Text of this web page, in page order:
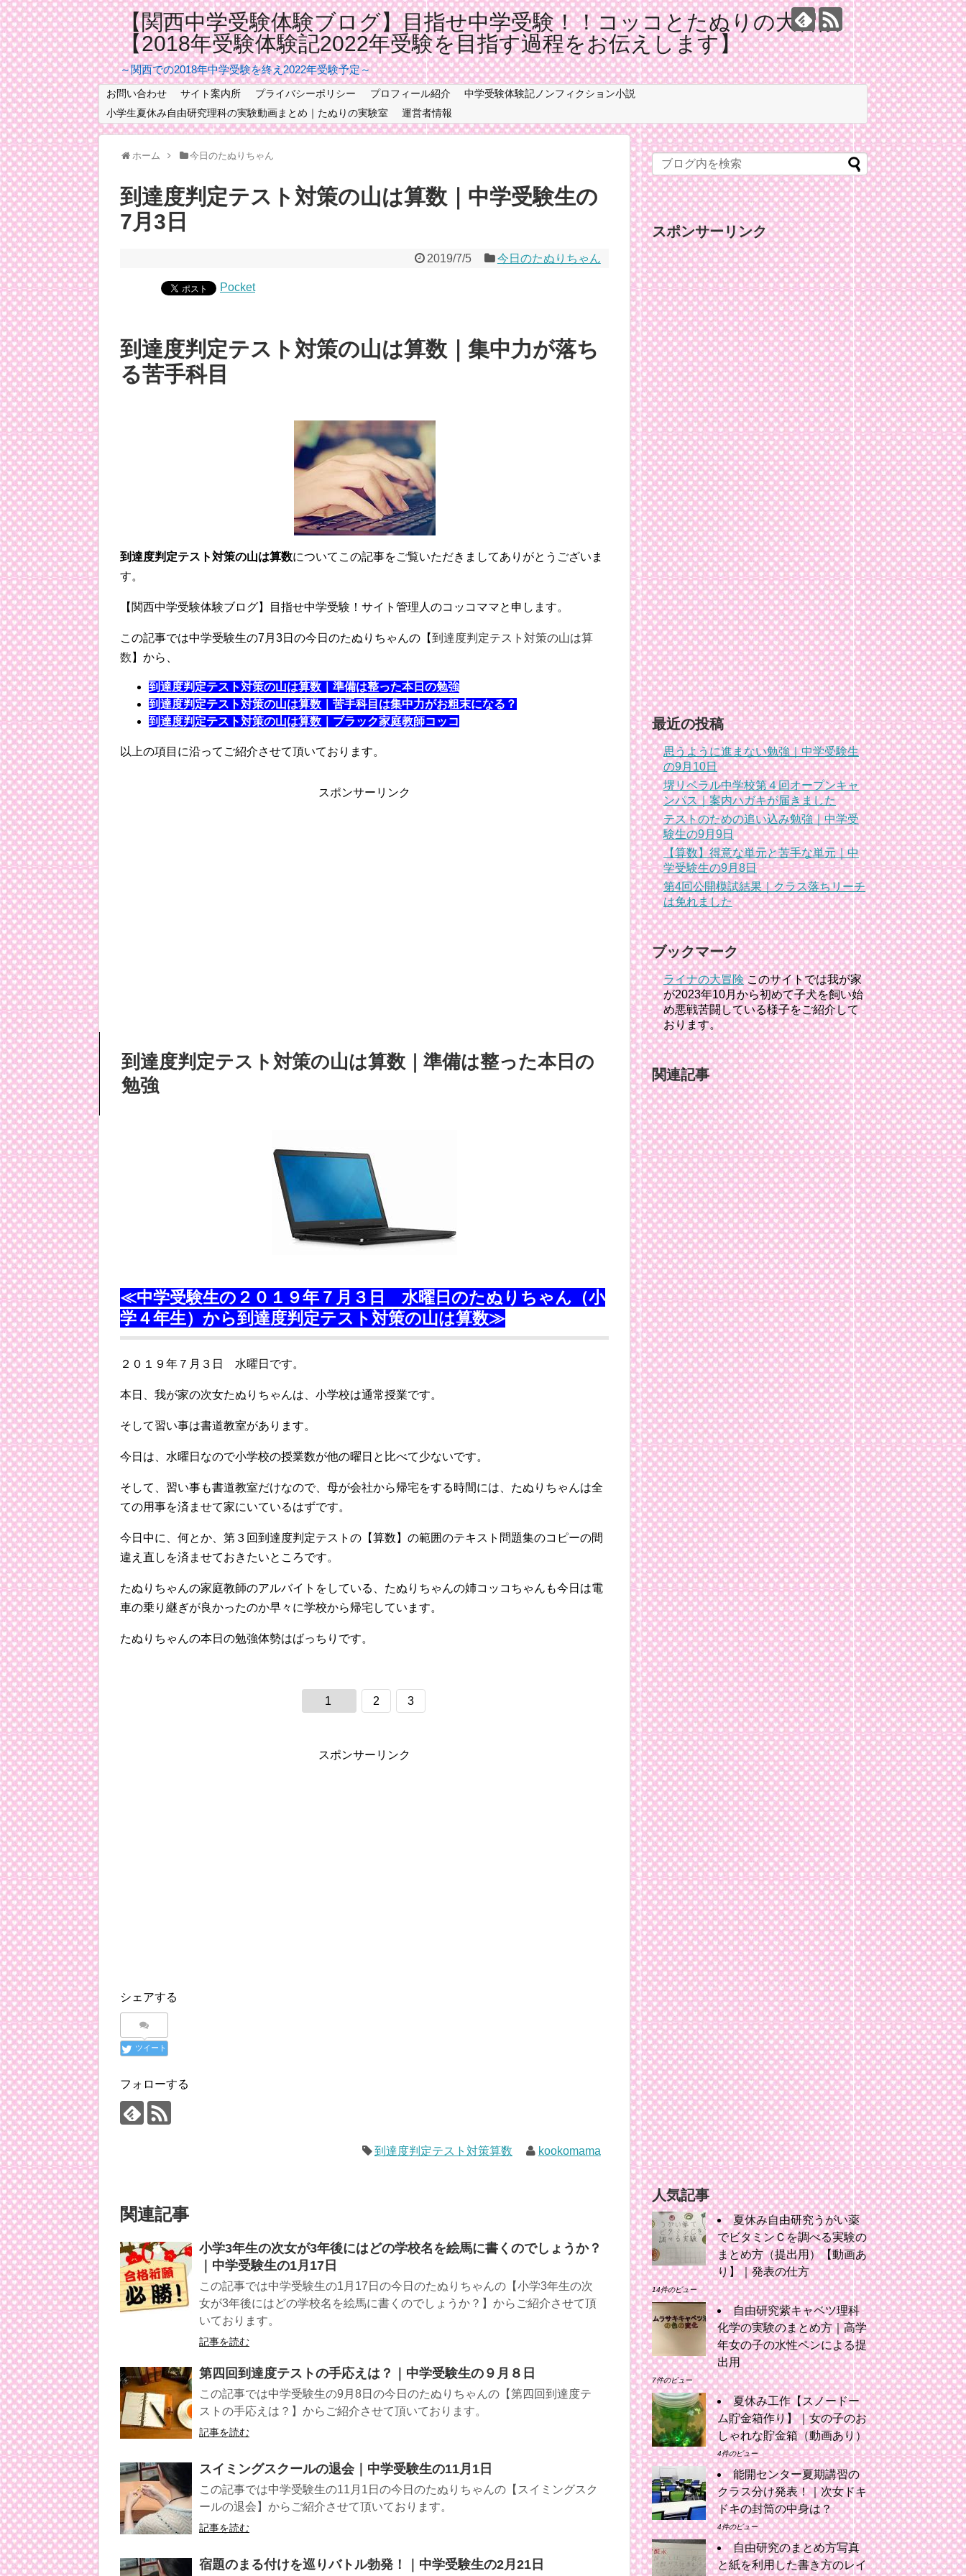
【関西中学受験体験ブログ】目指せ中学受験！！コッコとたぬりの大冒険
【2018年受験体験記2022年受験を目指す過程をお伝えします】
～関西での2018年中学受験を終え2022年受験予定～
お問い合わせ サイト案内所 プライバシーポリシー プロフィール紹介
中学受験体験記ノンフィクション小説
小学生夏休み自由研究理科の実験動画まとめ｜たぬりの実験室
運営者情報
ホーム 今日のたぬりちゃん
到達度判定テスト対策の山は算数｜中学受験生の
7月3日
2019/7/5 今日のたぬりちゃん
Pocket
到達度判定テスト対策の山は算数｜集中力が落ち
る苦手科目
到達度判定テスト対策の山は算数についてこの記事をご覧いただきましてありがとうございま
す。
【関西中学受験体験ブログ】目指せ中学受験！サイト管理人のコッコママと申します。
この記事では中学受験生の7月3日の今日のたぬりちゃんの【到達度判定テスト対策の山は算
数 】から、
到達度判定テスト対策の山は算数｜準備は整った本日の勉強
到達度判定テスト対策の山は算数｜苦手科目は集中力がお粗末になる？
到達度判定テスト対策の山は算数｜ブラック家庭教師コッコ
以上の項目に沿ってご紹介させて頂いております。
スポンサーリンク
到達度判定テスト対策の山は算数｜準備は整った本日の
勉強
≪中学受験生の２０１９年７月３日 水曜日のたぬりちゃん（小
学４年生）から到達度判定テスト対策の山は算数≫
２０１９年７月３日 水曜日です。
本日、我が家の次女たぬりちゃんは、小学校は通常授業です。
そして習い事は書道教室があります。
今日は、水曜日なので小学校の授業数が他の曜日と比べて少ないです。
そして、習い事も書道教室だけなので、母が会社から帰宅をする時間には、たぬりちゃんは全
ての用事を済ませて家にいているはずです。
今日中に、何とか、第３回到達度判定テストの【算数】の範囲のテキスト問題集のコピーの間
違え直しを済ませておきたいところです。
たぬりちゃんの家庭教師のアルバイトをしている、たぬりちゃんの姉コッコちゃんも今日は電
車の乗り継ぎが良かったのか早々に学校から帰宅しています。
たぬりちゃんの本日の勉強体勢はばっちりです。
1 2 3
スポンサーリンク
シェアする
ツイート
フォローする
到達度判定テスト対策算数 kookomama
関連記事
小学3年生の次女が3年後にはどの学校名を絵馬に書くのでしょうか？
｜中学受験生の1月17日
この記事では中学受験生の1月17日の今日のたぬりちゃんの【小学3年生の次
女が3年後にはどの学校名を絵馬に書くのでしょうか？】からご紹介させて頂
いております。
記事を読む
第四回到達度テストの手応えは？｜中学受験生の９月８日
この記事では中学受験生の9月8日の今日のたぬりちゃんの【第四回到達度テ
ストの手応えは？】からご紹介させて頂いております。
記事を読む
スイミングスクールの退会｜中学受験生の11月1日
この記事では中学受験生の11月1日の今日のたぬりちゃんの【スイミングスク
ールの退会】からご紹介させて頂いております。
記事を読む
宿題のまる付けを巡りバトル勃発！｜中学受験生の2月21日
スポンサーリンク
最近の投稿
思うように進まない勉強｜中学受験生
の9月10日
堺リベラル中学校第４回オープンキャ
ンパス｜案内ハガキが届きました
テストのための追い込み勉強｜中学受
験生の9月9日
【算数】得意な単元と苦手な単元｜中
学受験生の9月8日
第4回公開模試結果｜クラス落ちリーチ
は免れました
ブックマーク
ライナの大冒険このサイトでは我が家
が2023年10月から初めて子犬を飼い始
め悪戦苦闘している様子をご紹介して
おります。
関連記事
人気記事
夏休み自由研究うがい薬
でビタミンＣを調べる実験の
まとめ方（提出用）【動画あ
り】｜発表の仕方
14件のビュー
自由研究紫キャベツ理科
化学の実験のまとめ方｜高学
年女の子の水性ペンによる提
出用
7件のビュー
夏休み工作【スノードー
ム貯金箱作り】｜女の子のお
しゃれな貯金箱（動画あり）
4件のビュー
能開センター夏期講習の
クラス分け発表！｜次女ドキ
ドキの封筒の中身は？
4件のビュー
自由研究のまとめ方写真
と紙を利用した書き方のレイ